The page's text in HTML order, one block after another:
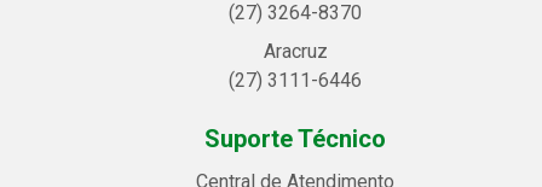
(27) 3264-8370
Aracruz
(27) 3111-6446
Suporte Técnico
Central de Atendimento